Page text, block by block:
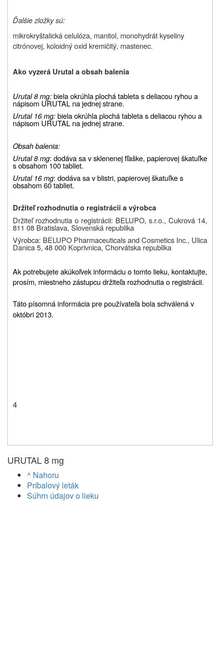
Ďalšie zložky sú:
mikrokryštalická celulóza, manitol, monohydrát kyseliny
citrónovej, koloidný oxid kremičitý, mastenec.
Ako vyzerá Urutal a obsah balenia
Urutal 8 mg:biela okrúhla plochá tableta s deliacou ryhou a
nápisom URUTAL na jednej strane.
Urutal 16 mg:biela okrúhla plochá tableta s deliacou ryhou a
nápisom URUTAL na jednej strane.
Obsah balenia:
Urutal 8 mg: dodáva sa v sklenenej fľaške, papierovej škatuľke
s obsahom 100 tabliet.
Urutal 16 mg: dodáva sa v blistri, papierovej škatuľke s
obsahom 60 tabliet.
Držiteľ rozhodnutia o registrácii a výrobca
Držiteľ rozhodnutia o registrácii: BELUPO, s.r.o., Cukrová 14,
811 08 Bratislava, Slovenská republika
Výrobca: BELUPO Pharmaceuticals and Cosmetics Inc., Ulica
Danica 5, 48 000 Koprivnica, Chorvátska republika
Ak potrebujete akúkoľvek informáciu o tomto lieku, kontaktujte,
prosím, miestneho zástupcu držiteľa rozhodnutia o registrácii.
Táto písomná informácia pre používateľa bola schválená v
októbri 2013.
4
URUTAL 8 mg
^ Nahoru
Príbalový leták
Súhrn údajov o lieku